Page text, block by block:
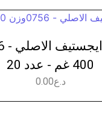
400 غم - عدد 20
د.ع0.00